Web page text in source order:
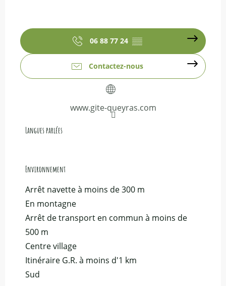
06 88 77 24 ▒▒
Contactez-nous
www.gite-queyras.com
Langues parlées
Langues parlées
Environnement
Environnement
Arrêt navette à moins de 300 m
En montagne
Arrêt de transport en commun à moins de
500 m
Centre village
Itinéraire G.R. à moins d'1 km
Sud